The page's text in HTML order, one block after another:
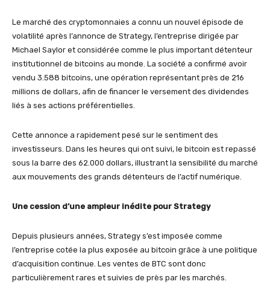
Le marché des cryptomonnaies a connu un nouvel épisode de
volatilité après l’annonce de Strategy, l’entreprise dirigée par
Michael Saylor et considérée comme le plus important détenteur
institutionnel de bitcoins au monde. La société a confirmé avoir
vendu 3.588 bitcoins, une opération représentant près de 216
millions de dollars, afin de financer le versement des dividendes
liés à ses actions préférentielles.
Cette annonce a rapidement pesé sur le sentiment des
investisseurs. Dans les heures qui ont suivi, le bitcoin est repassé
sous la barre des 62.000 dollars, illustrant la sensibilité du marché
aux mouvements des grands détenteurs de l’actif numérique.
Une cession d’une ampleur inédite pour Strategy
Depuis plusieurs années, Strategy s’est imposée comme
l’entreprise cotée la plus exposée au bitcoin grâce à une politique
d’acquisition continue. Les ventes de BTC sont donc
particulièrement rares et suivies de près par les marchés.